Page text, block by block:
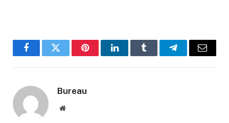
FacebookTwitter PinterestLinkedInTumblr TelegramEmail
Bureau
Website